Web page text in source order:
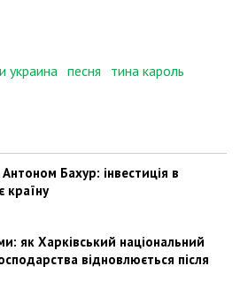
украина песня
тина кароль
Бахур: інвестиція в
країну
як Харківський національний
відновлюється після